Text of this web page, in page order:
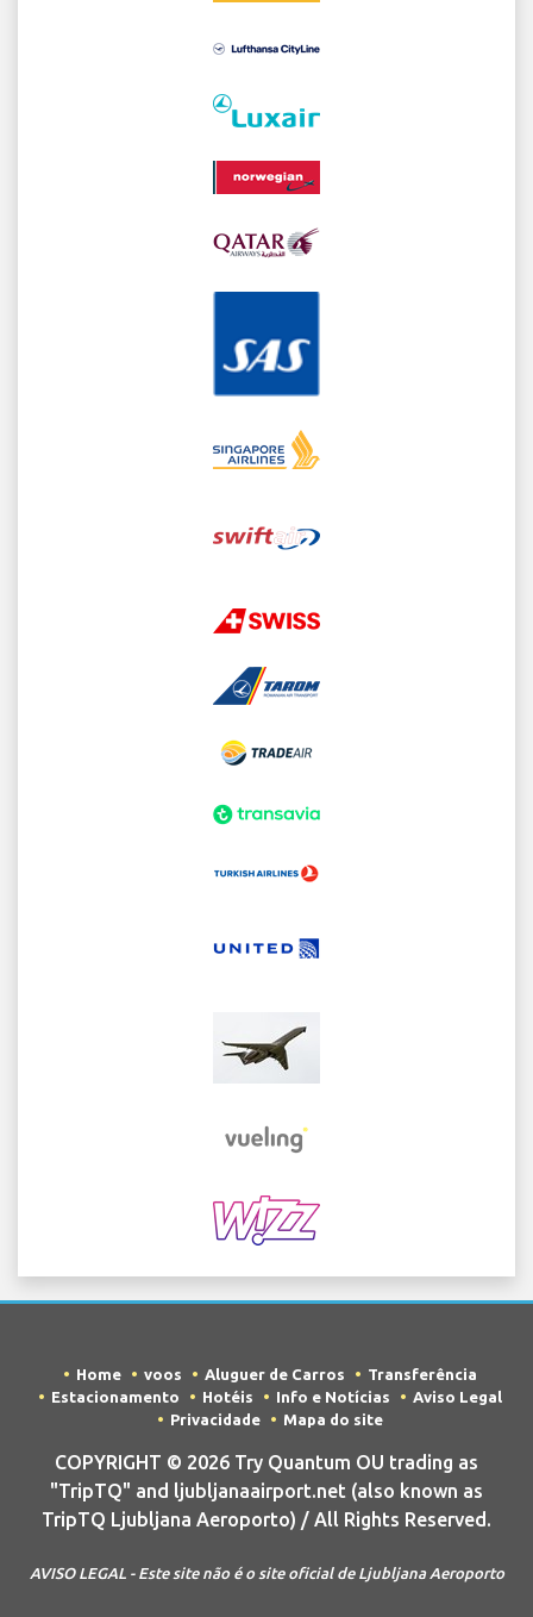
Home voos Aluguer de Carros
Transferência
Estacionamento
Hotéis Info e Notícias
Aviso Legal
Privacidade
Mapa do site
COPYRIGHT © 2026 Try Quantum OU trading as
"TripTQ" and ljubljanaairport.net (also known as
TripTQ Ljubljana Aeroporto) / All Rights Reserved.
AVISO LEGAL - Este site não é o site oficial de Ljubljana Aeroporto